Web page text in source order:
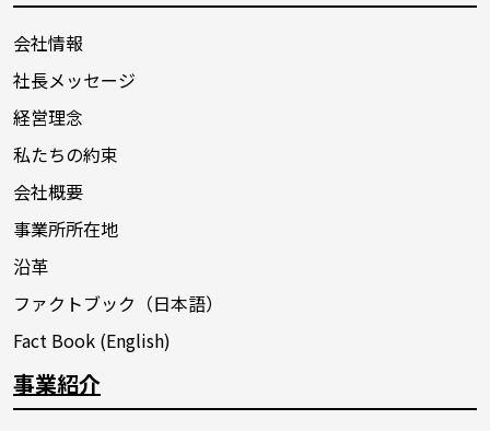
会社情報
社長メッセージ
経営理念
私たちの約束
会社概要
事業所所在地
沿革
ファクトブック（日本語）
Fact Book (English)
事業紹介